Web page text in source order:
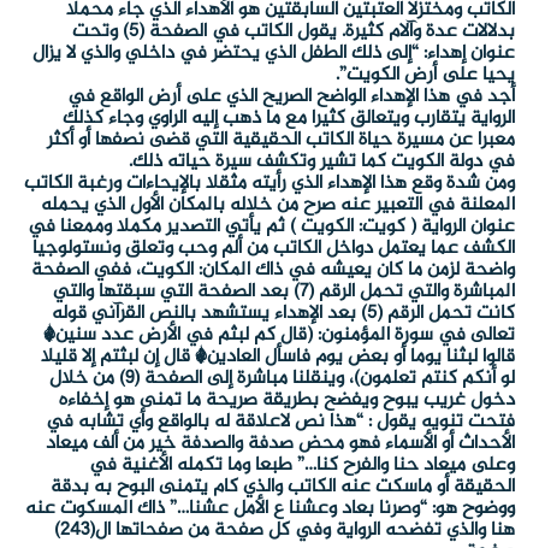
الكاتب ومختزلا العتبتين السابقتين هو الأهداء الذي جاء محملا
بدلالات عدة وآلام كثيرة. يقول الكاتب في الصفحة (5) وتحت
عنوان إهداء: “إلى ذلك الطفل الذي يحتضر في داخلي والذي لا يزال
يحيا على أرض الكويت”.
أجد في هذا الإهداء الواضح الصريح الذي على أرض الواقع في
الرواية يتقارب ويتعالق كثيرا مع ما ذهب إليه الراوي وجاء كذلك
معبرا عن مسيرة حياة الكاتب الحقيقية التي قضى نصفها أو أكثر
في دولة الكويت كما تشير وتكشف سيرة حياته ذلك.
ومن شدة وقع هذا الإهداء الذي رأيته مثقلا بالإيحاءات ورغبة الكاتب
المعلنة في التعبير عنه صرح من خلاله بالمكان الأول الذي يحمله
عنوان الرواية ( كويت: الكويت ) ثم يأتي التصدير مكملا وممعنا في
الكشف عما يعتمل دواخل الكاتب من ألم وحب وتعلق ونستولوجيا
واضحة لزمن ما كان يعيشه في ذاك المكان: الكويت، ففي الصفحة
المباشرة والتي تحمل الرقم (7) بعد الصفحة التي سبقتها والتي
كانت تحمل الرقم (5) بعد الإهداء يستشهد بالنص القرآني قوله
تعالى في سورة المؤمنون: (قال كم لبثم في الأرض عدد سنين*
قالوا لبثنا يوما أو بعض يوم فاسأل العادين* قال إن لبثتم إلا قليلا
لو أنكم كنتم تعلمون)، وينقلنا مباشرة إلى الصفحة (9) من خلال
دخول غريب يبوح ويفضح بطريقة صريحة ما تمنى هو إخفاءه
فتحت تنويه يقول : “هذا نص لاعلاقة له بالواقع وأي تشابه في
الأحداث أو الأسماء فهو محض صدفة والصدفة خير من ألف ميعاد
وعلى ميعاد حنا والفرح كنا…” طبعا وما تكمله الأغنية في
الحقيقة أو ماسكت عنه الكاتب والذي كام يتمنى البوح به بدقة
ووضوح هو: “وصرنا بعاد وعشنا ع الأمل عشنا…” ذاك المسكوت عنه
هنا والذي تفضحه الرواية وفي كل صفحة من صفحاتها ال(243)